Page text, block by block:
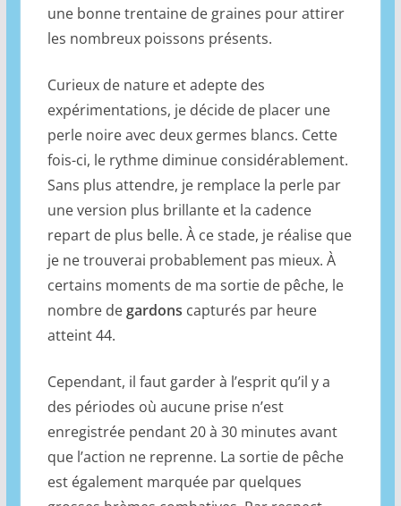
une bonne trentaine de graines pour attirer
les nombreux poissons présents.
Curieux de nature et adepte des
expérimentations, je décide de placer une
perle noire avec deux germes blancs. Cette
fois-ci, le rythme diminue considérablement.
Sans plus attendre, je remplace la perle par
une version plus brillante et la cadence
repart de plus belle. À ce stade, je réalise que
je ne trouverai probablement pas mieux. À
certains moments de ma sortie de pêche, le
nombre degardons capturés par heure
atteint 44.
Cependant, il faut garder à l’esprit qu’il y a
des périodes où aucune prise n’est
enregistrée pendant 20 à 30 minutes avant
que l’action ne reprenne. La sortie de pêche
est également marquée par quelques